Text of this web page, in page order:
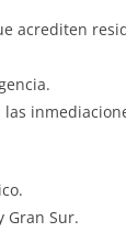
acrediten
Gran Sur.